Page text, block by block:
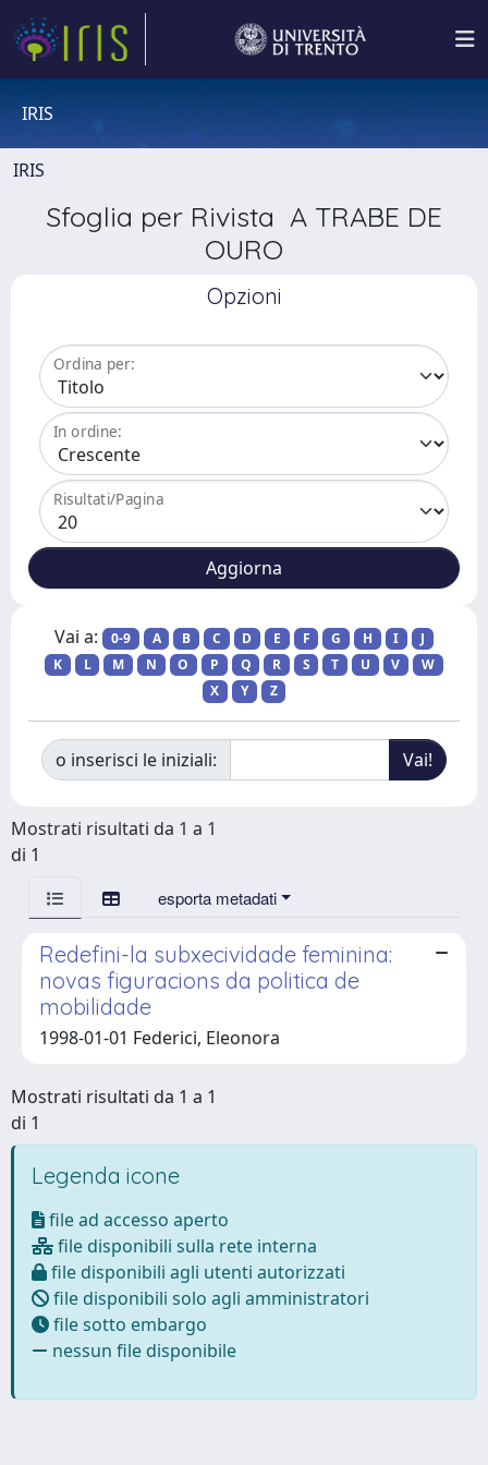
IRIS
IRIS
Sfoglia per Rivista A TRABE DE
OURO
Opzioni
Ordina per:
In ordine:
Risultati/Pagina
Vai a: 0-9 A B C D E F G H I
J
K
L M N O P Q R S T U V
W
X
Y Z
o inserisci le iniziali:
Mostrati risultati da 1 a 1
di 1
esporta metadati
Redefini-la subxecividade feminina:
novas figuracions da politica de
mobilidade
1998-01-01 Federici, Eleonora
Mostrati risultati da 1 a 1
di 1
Legenda icone
file ad accesso aperto
file disponibili sulla rete interna
file disponibili agli utenti autorizzati
file disponibili solo agli amministratori
file sotto embargo
nessun file disponibile